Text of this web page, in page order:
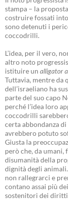
stampa – la
costruire fossati
sono detenuti i
coccodrilli.
L’idea, per il vero,
altro noto
istituire un alligator
Tuttavia, mentre da
dell’israeliano ha
parte del suo capo
perché l’idea loro
coccodrilli
certa abbondanza
avrebbero potuto
Giusta la
però che, da
disumanità della
dignità degli
non rallegrarci e
contano assai più
sostenitori dei diritti